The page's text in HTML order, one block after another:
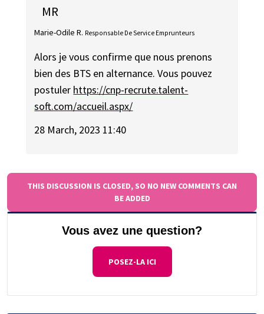
MR
Marie-Odile R. Responsable De Service Emprunteurs
Alors je vous confirme que nous prenons
bien des BTS en alternance. Vous pouvez
postuler https://cnp-recrute.talent-
soft.com/accueil.aspx/
28 March, 2023 11:40
THIS DISCUSSION IS CLOSED, SO NO NEW COMMENTS CAN
BE ADDED
Vous avez une question?
POSEZ-LA ICI